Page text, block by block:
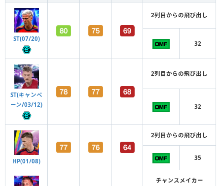
ST(07/20)
2列目からの飛び出し
32
ST(キャンペ
ーン/03/12)
2列目からの飛び出し
32
HP(01/08)
2列目からの飛び出し
35
チャンスメイカー